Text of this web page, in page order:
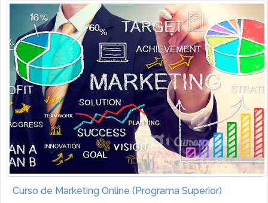
Curso de Marketing Online (Programa Superior)